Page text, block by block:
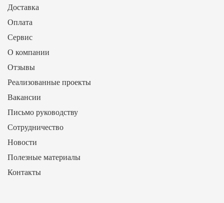
Доставка
Оплата
Сервис
О компании
Отзывы
Реализованные проекты
Вакансии
Письмо руководству
Сотрудничество
Новости
Полезные материалы
Контакты